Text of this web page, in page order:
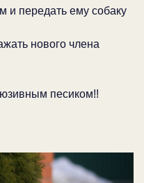
и передать ему собаку
нового члена
песиком!!